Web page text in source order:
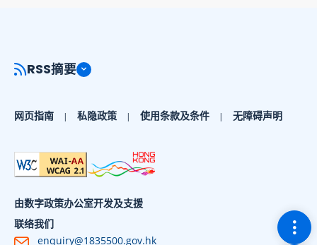
切
RSS摘要
网页指南 私隐政策 使用条款及条件 无障碍声明
由数字政策办公室开发及支援
联络我们
enquiry@1835500.gov.hk